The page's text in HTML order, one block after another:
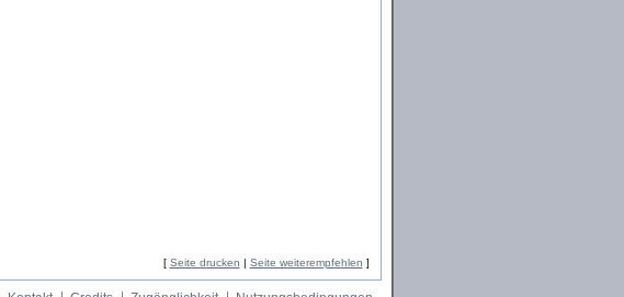
[ Seite drucken Seite weiterempfehlen ]